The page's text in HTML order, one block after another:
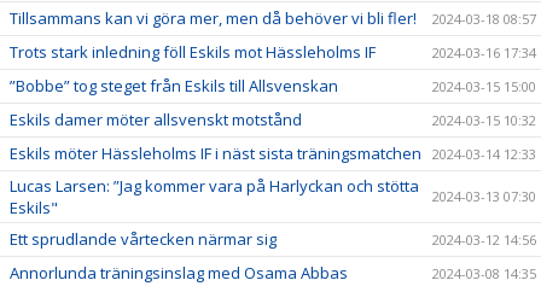
Tillsammans kan vi göra mer, men då behöver vi bli fler! 2024-03-18 08:57
Trots stark inledning föll Eskils mot Hässleholms IF 2024-03-16 17:34
”Bobbe” tog steget från Eskils till Allsvenskan 2024-03-15 15:00
Eskils damer möter allsvenskt motstånd 2024-03-15 10:32
Eskils möter Hässleholms IF i näst sista träningsmatchen 2024-03-14 12:33
Lucas Larsen: ”Jag kommer vara på Harlyckan och stötta
Eskils"
2024-03-13 07:30
Ett sprudlande vårtecken närmar sig 2024-03-12 14:56
Annorlunda träningsinslag med Osama Abbas 2024-03-08 14:35